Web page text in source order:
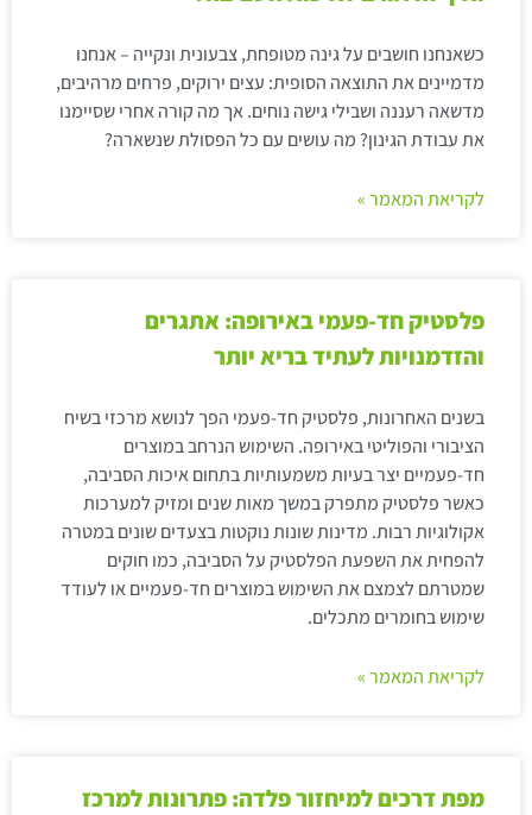
כשאנחנו חושבים על גינה מטופחת, צבעונית ונקייה – אנחנו
מדמיינים את התוצאה הסופית: עצים ירוקים, פרחים מרהיבים,
מדשאה רעננה ושבילי גישה נוחים. אך מה קורה אחרי שסיימנו
את עבודת הגינון? מה עושים עם כל הפסולת שנשארה?
לקריאת המאמר »
פלסטיק חד-פעמי באירופה: אתגרים
והזדמנויות לעתיד בריא יותר
בשנים האחרונות, פלסטיק חד-פעמי הפך לנושא מרכזי בשיח
הציבורי והפוליטי באירופה. השימוש הנרחב במוצרים
חד-פעמיים יצר בעיות משמעותיות בתחום איכות הסביבה,
כאשר פלסטיק מתפרק במשך מאות שנים ומזיק למערכות
אקולוגיות רבות. מדינות שונות נוקטות בצעדים שונים במטרה
להפחית את השפעת הפלסטיק על הסביבה, כמו חוקים
שמטרתם לצמצם את השימוש במוצרים חד-פעמיים או לעודד
שימוש בחומרים מתכלים.
לקריאת המאמר »
מפת דרכים למיחזור פלדה: פתרונות למרכז